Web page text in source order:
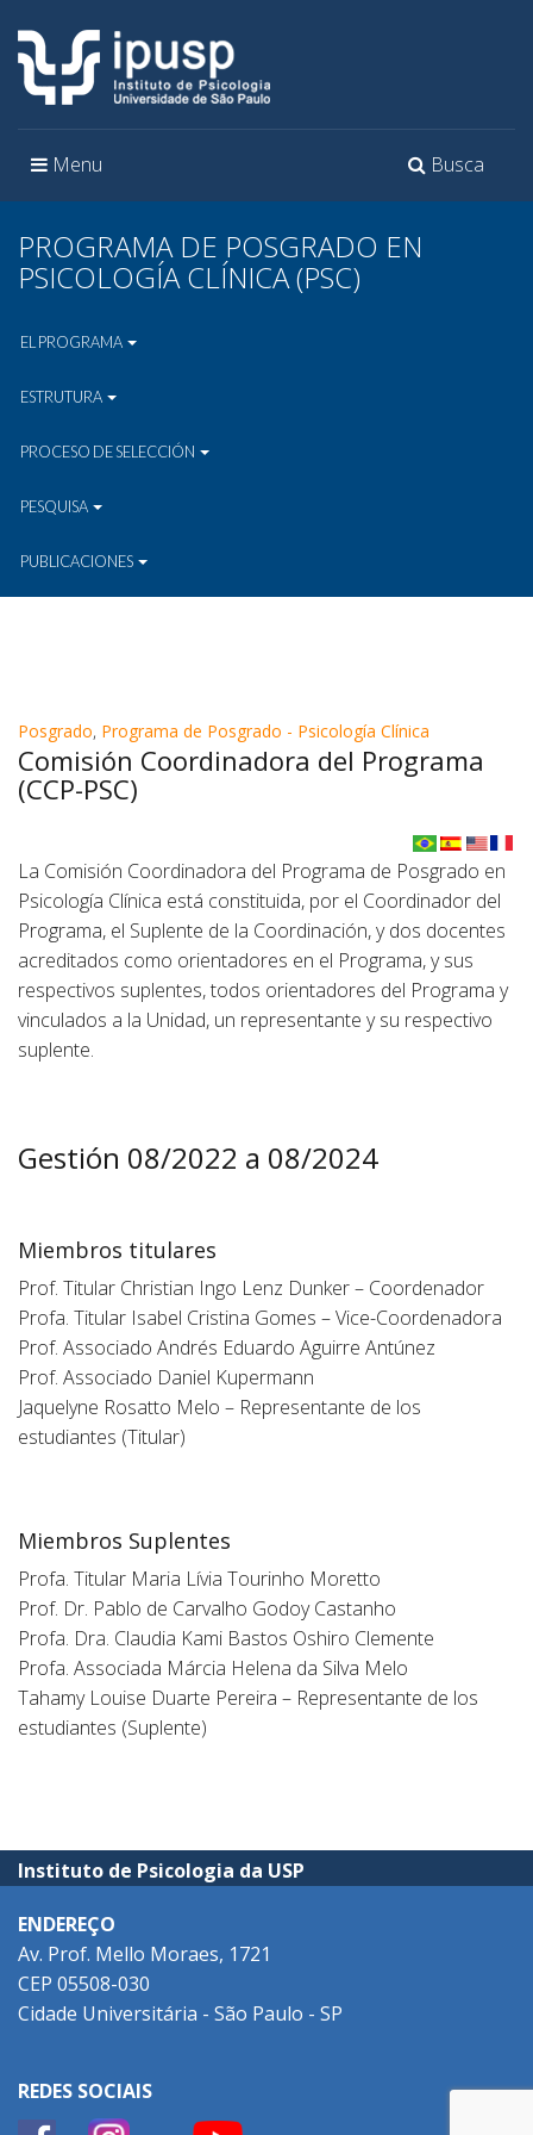
Toggle
Busca
Toggle
Menu
PROGRAMA DE POSGRADO EN
PSICOLOGÍA CLÍNICA (PSC)
EL PROGRAMA
ESTRUTURA
PROCESO DE SELECCIÓN
PESQUISA
PUBLICACIONES
Posgrado, Programa de Posgrado - Psicología Clínica
Comisión Coordinadora del Programa
(CCP-PSC)
La Comisión Coordinadora del Programa de Posgrado en
Psicología Clínica está constituida, por el Coordinador del
Programa, el Suplente de la Coordinación, y dos docentes
acreditados como orientadores en el Programa, y sus
respectivos suplentes, todos orientadores del Programa y
vinculados a la Unidad, un representante y su respectivo
suplente.
Gestión 08/2022 a 08/2024
Miembros titulares
Prof. Titular Christian Ingo Lenz Dunker – Coordenador
Profa. Titular Isabel Cristina Gomes – Vice-Coordenadora
Prof. Associado Andrés Eduardo Aguirre Antúnez
Prof. Associado Daniel Kupermann
Jaquelyne Rosatto Melo – Representante de los
estudiantes (Titular)
Miembros Suplentes
Profa. Titular Maria Lívia Tourinho Moretto
Prof. Dr. Pablo de Carvalho Godoy Castanho
Profa. Dra. Claudia Kami Bastos Oshiro Clemente
Profa. Associada Márcia Helena da Silva Melo
Tahamy Louise Duarte Pereira – Representante de los
estudiantes (Suplente)
Instituto de Psicologia da USP
ENDEREÇO
Av. Prof. Mello Moraes, 1721
CEP 05508-030
Cidade Universitária - São Paulo - SP
REDES SOCIAIS